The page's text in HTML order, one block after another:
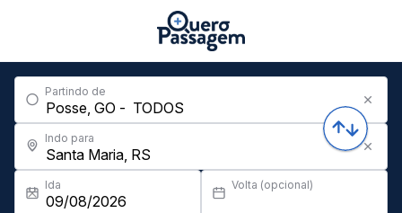
Partindo de
Indo para
Ida Volta (opcional)